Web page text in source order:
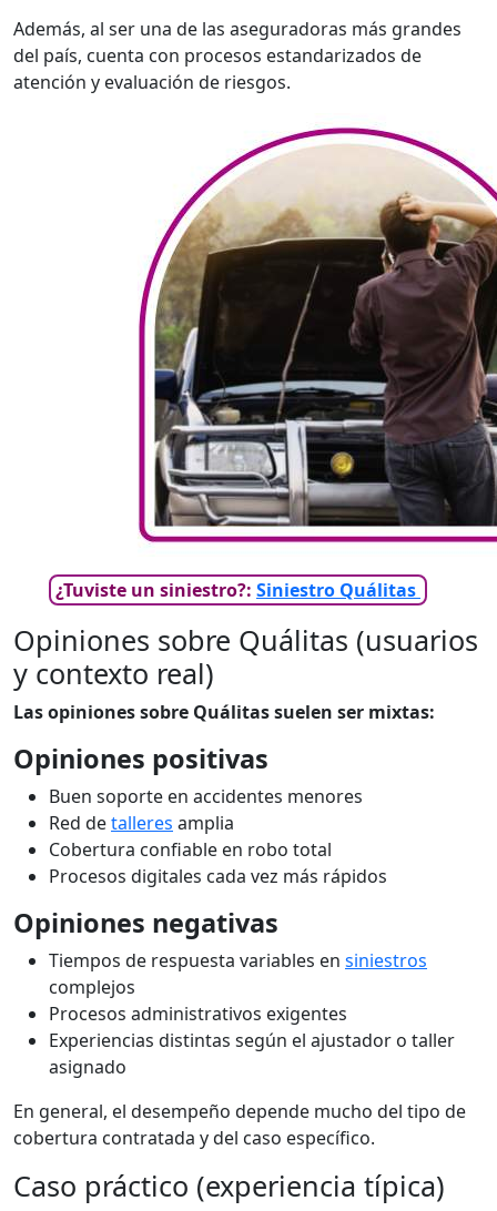
Además, al ser una de las aseguradoras más grandes
del país, cuenta con procesos estandarizados de
atención y evaluación de riesgos.
¿Tuviste un siniestro?: Siniestro Quálitas
Opiniones sobre Quálitas (usuarios
y contexto real)
Las opiniones sobre Quálitas suelen ser mixtas:
Opiniones positivas
Buen soporte en accidentes menores
Red detalleres amplia
Cobertura confiable en robo total
Procesos digitales cada vez más rápidos
Opiniones negativas
Tiempos de respuesta variables en siniestros
complejos
Procesos administrativos exigentes
Experiencias distintas según el ajustador o taller
asignado
En general, el desempeño depende mucho del tipo de
cobertura contratada y del caso específico.
Caso práctico (experiencia típica)